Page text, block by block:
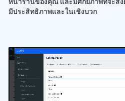
หน้าร้านของคุณ และมีศักยภาพที่จะส่ง
มีประสิทธิภาพและในเชิงบวก